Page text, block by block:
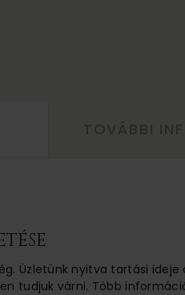
Üzletünk nyitva tartási
tudjuk várni. Több